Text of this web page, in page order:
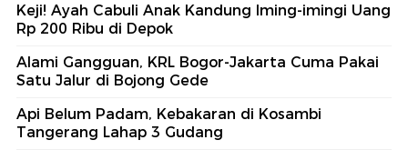
Keji! Ayah Cabuli Anak Kandung Iming-imingi Uang
Rp 200 Ribu di Depok
Alami Gangguan, KRL Bogor-Jakarta Cuma Pakai
Satu Jalur di Bojong Gede
Api Belum Padam, Kebakaran di Kosambi
Tangerang Lahap 3 Gudang